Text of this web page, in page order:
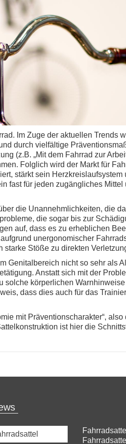
Im Zuge der aktuellen Trends
durch vielfältige
(z.B. „Mit dem Fahrrad zur
Folglich wird der Markt für
stärkt sein Herzkreislaufsystem
fast für jeden zugängliches Mittel
die Unannehmlichkeiten, die
die sogar bis zur
auf, dass es zu erheblichen
unergonomischer
Stöße zu direkten
Genitalbereich nicht so sehr als
Anstatt sich mit der
solche körperlichen
dass dies auch für das
mit Präventionscharakter“,
ist hier die